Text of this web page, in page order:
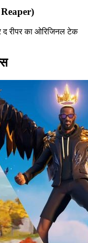
रीपर का ओरिजिनल टेक